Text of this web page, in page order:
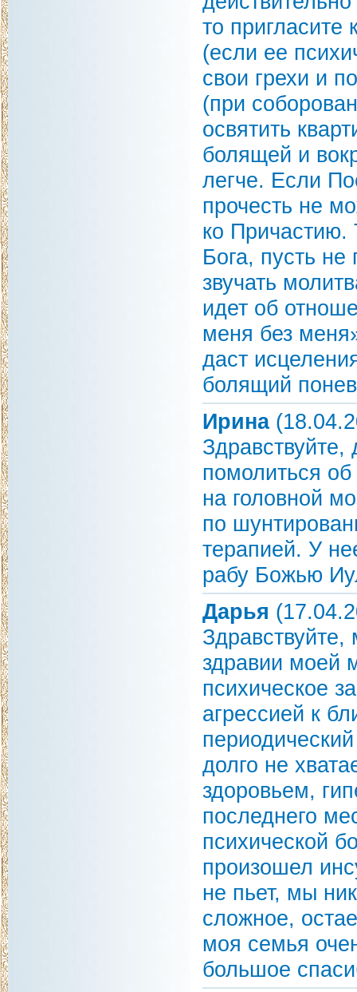
то
(если ее
свои грехи и
(при
освятить
болящей и
легче. Если
прочесть не
ко Причастию.
Бога, пусть
звучать
идет об
меня без
даст
болящий
Ирина
помолиться
на головной
по
терапией. У
рабу Божью
Дарья
здравии моей
психическое
агрессией к
долго не
здоровьем,
последнего
психической
произошел
не пьет, мы
сложное,
моя семья
большое